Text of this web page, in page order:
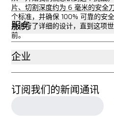
片、切割深度约为 6 毫米的安全
个标准，并确保 100% 可靠的安
并进行了详细的设计，直到这项
前。
服务
企业
订阅我们的新闻通讯